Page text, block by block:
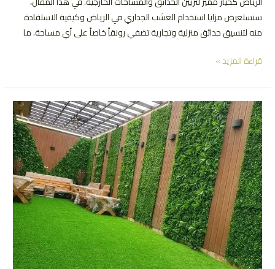
سنستعرض مزايا استخدام العشب الجداري في الرياض وكيفية الاستفادة
منه لتنسيق حدائق منزلية وتجارية تضفي رونقاً خاصاً على أي مساحة. ما
عشب
للحدائق
بالرياض
|
الحل
المثالي
لجمال
واستدامة
حديقتك
قراءة المزيد »